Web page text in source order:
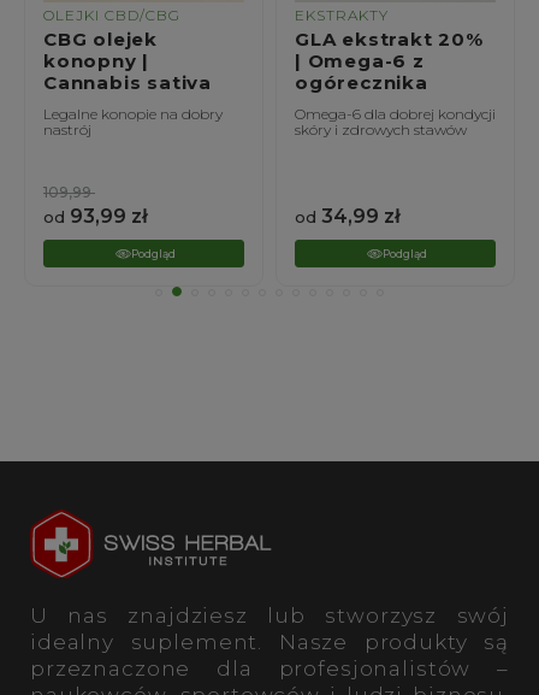
OLEJKI CBD/CBG
CBG olejek
konopny |
Cannabis sativa
Legalne konopie na dobry
nastrój
od 93,99 zł
109,99
Podgląd
EKSTRAKTY
GLA ekstrakt 20%
| Omega-6 z
ogórecznika
Omega-6 dla dobrej kondycji
skóry i zdrowych stawów
od 34,99 zł
Podgląd
U nas znajdziesz lub stworzysz swój
idealny suplement. Nasze produkty są
przeznaczone dla profesjonalistów –